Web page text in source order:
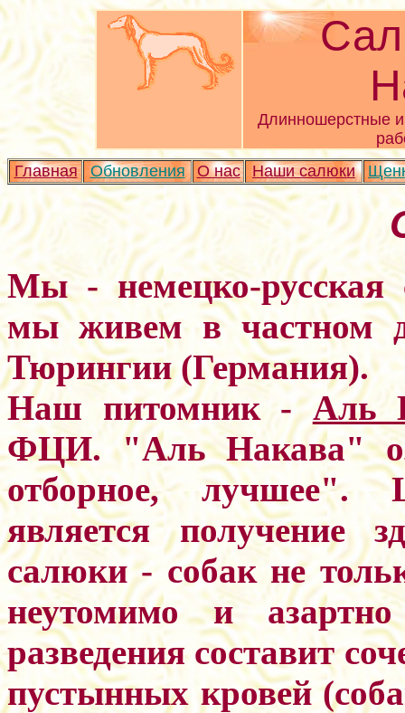
Длинношерстные и
Главная
Обновления О нас Наши салюки
Мы - немецко-русская
мы живем в частном
Тюрингии (Германия).
Наш питомник -Аль
ФЦИ. "Аль Накава"
отборное, лучшее".
является получение
салюки - собак не
неутомимо и
разведения составит
пустынных кровей